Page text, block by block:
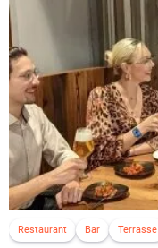
Restaurant Bar Terrasse